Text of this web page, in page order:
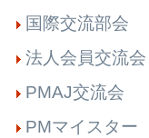
国際交流部会
法人会員交流会
PMAJ交流会
PMマイスター